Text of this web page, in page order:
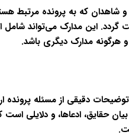
و شاهدان که به پرونده مرتبط
این مدارک می‌تواند شامل
و هرگونه مدارک دیگری باشد.
دقیقی از مسئله پرونده
حقایق، ادعاها، و دلایلی